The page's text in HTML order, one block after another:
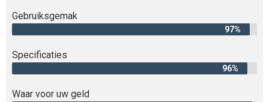
Gebruiksgemak
97%
Specificaties
96%
Waar voor uw geld